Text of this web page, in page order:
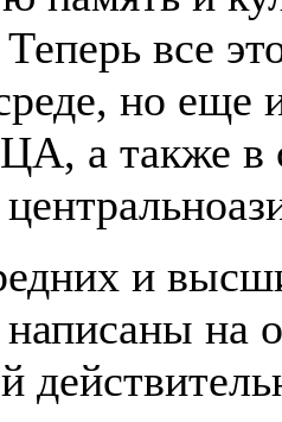
все
но еще
а также в
и
на